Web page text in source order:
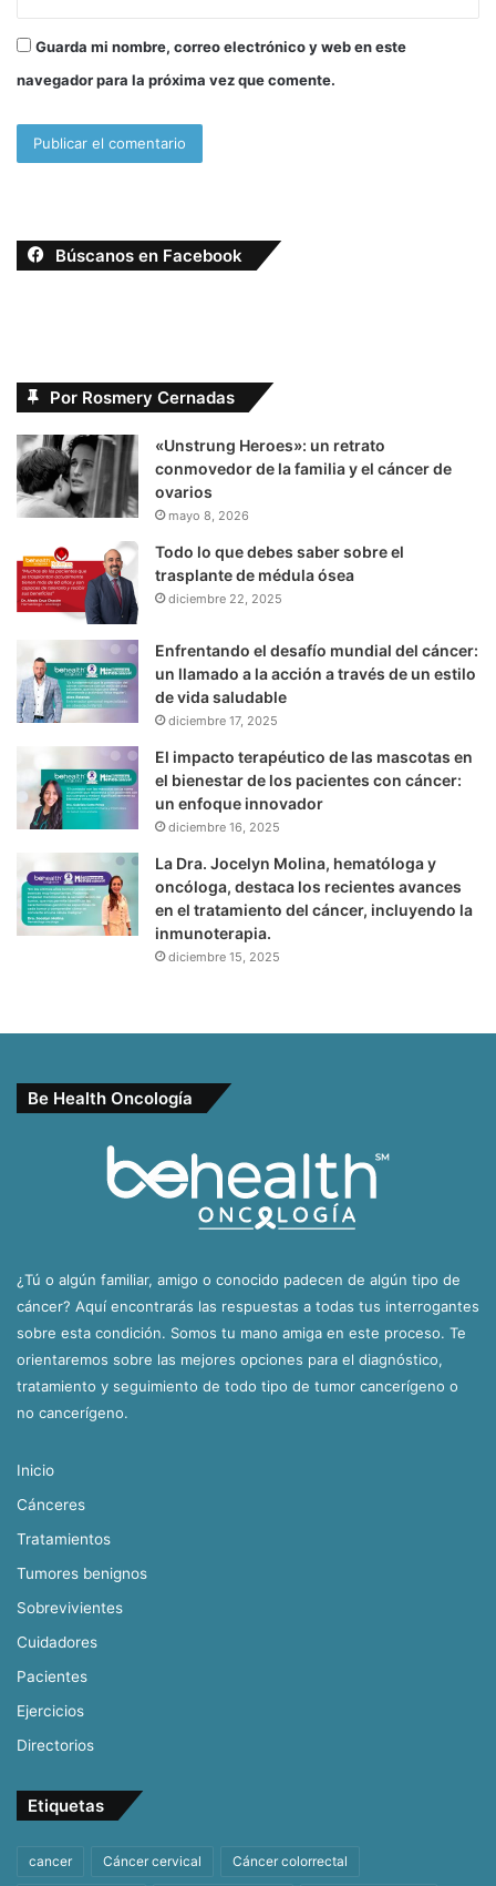
Guarda mi nombre, correo electrónico y web en este
navegador para la próxima vez que comente.
Búscanos en Facebook
Por Rosmery Cernadas
«Unstrung Heroes»: un retrato
conmovedor de la familia y el cáncer de
ovarios
mayo 8, 2026
Todo lo que debes saber sobre el
trasplante de médula ósea
diciembre 22, 2025
Enfrentando el desafío mundial del cáncer:
un llamado a la acción a través de un estilo
de vida saludable
diciembre 17, 2025
El impacto terapéutico de las mascotas en
el bienestar de los pacientes con cáncer:
un enfoque innovador
diciembre 16, 2025
La Dra. Jocelyn Molina, hematóloga y
oncóloga, destaca los recientes avances
en el tratamiento del cáncer, incluyendo la
inmunoterapia.
diciembre 15, 2025
Be Health Oncología
¿Tú o algún familiar, amigo o conocido padecen de algún tipo de
cáncer? Aquí encontrarás las respuestas a todas tus interrogantes
sobre esta condición. Somos tu mano amiga en este proceso. Te
orientaremos sobre las mejores opciones para el diagnóstico,
tratamiento y seguimiento de todo tipo de tumor cancerígeno o
no cancerígeno.
Inicio
Cánceres
Tratamientos
Tumores benignos
Sobrevivientes
Cuidadores
Pacientes
Ejercicios
Directorios
Etiquetas
cancer Cáncer cervical Cáncer colorrectal